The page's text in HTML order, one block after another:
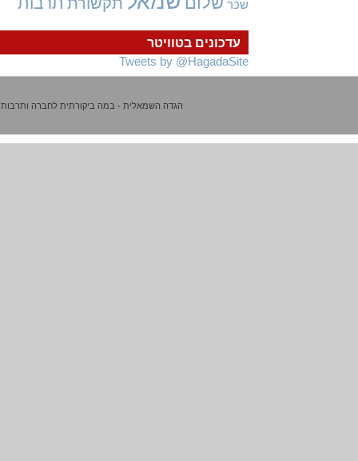
עדכונים בטוויטר
Tweets by @HagadaSite
שכר
הגדה השמאלית - במה ביקורתית לחברה ותרבות